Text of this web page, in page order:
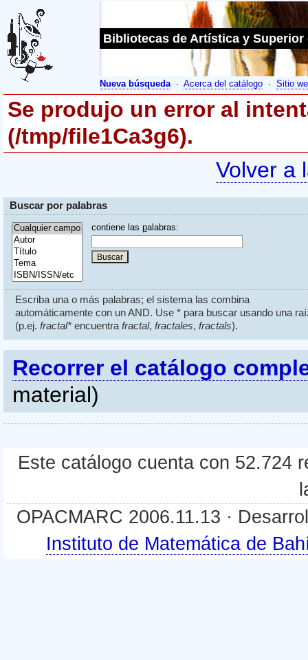
Bibliotecas de Artística y Superior
Nueva búsqueda· Acerca del catálogo · Sitio
Se produjo un error al
(/tmp/file1Ca3g6).
Volver a
Buscar por palabras
contiene las palabras:
Escriba una o más palabras; el sistema las combina
automáticamente con un AND. Use * para buscar usando una
(p.ej. fractal*encuentra fractal, fractales, fractals).
Recorrer el catálogo
material)
Este catálogo cuenta con 52.724
OPACMARC 2006.11.13 ·
Instituto de Matemática de